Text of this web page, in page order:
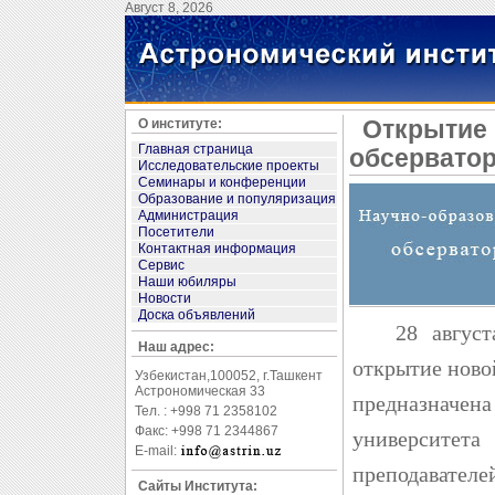
Август 8, 2026
О институте:
Главная страница
Исследовательские проекты
Семинары и конференции
Образование и популяризация
Администрация
Посетители
Контактная информация
Сервис
Наши юбиляры
Новости
Доска объявлений
Наш адрес:
Узбекистан,100052, г.Ташкент
Астрономическая 33
Тел. : +998 71 2358102
Факс: +998 71 2344867
E-mail:
Сайты Института:
Открытие
28 августа
открытие